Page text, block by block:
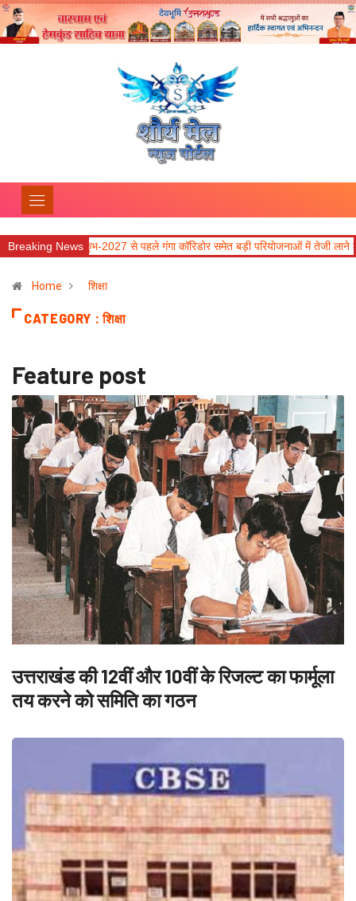
Breaking News
2027 से पहले गंगा कॉरिडोर समेत बड़ी परियोजनाओं में तेजी लाने के निर्देश कॉमनवेल्थ
Home शिक्षा
CATEGORY : शिक्षा
Feature post
उत्तराखंड की 12वीं और 10वीं के रिजल्ट का फार्मूला
तय करने को समिति का गठन